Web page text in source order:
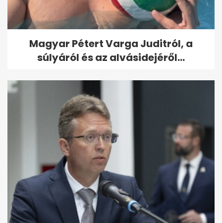
Magyar Pétert Varga Juditról, a
súlyáról és az alvásidejéről...